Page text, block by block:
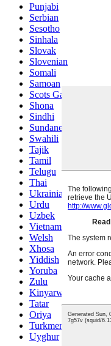
Punjabi
Serbian
Sesotho
Sinhala
Slovak
Slovenian
Somali
Samoan
Scots Gaelic
Shona
Sindhi
Sundanese
Swahili
Tajik
Tamil
Telugu
Thai
Ukrainian
Urdu
Uzbek
Vietnamese
Welsh
Xhosa
Yiddish
Yoruba
Zulu
Kinyarwanda
Tatar
Oriya
Turkmen
Uyghur